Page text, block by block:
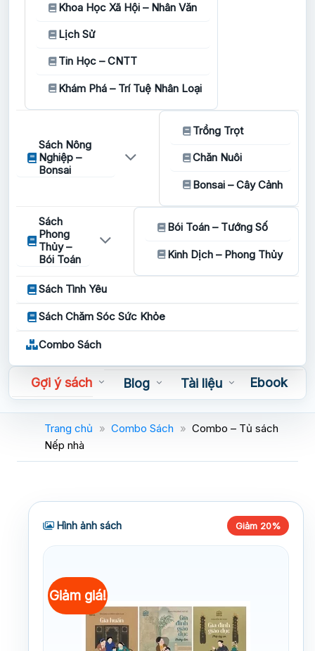
Khoa Học Xã Hội – Nhân Văn
Lịch Sử
Tin Học – CNTT
Khám Phá – Trí Tuệ Nhân Loại
Sách Nông
Nghiệp –
Bonsai
Trồng Trọt
Chăn Nuôi
Bonsai – Cây Cảnh
Sách
Phong
Thủy –
Bói Toán
Bói Toán – Tướng Số
Kinh Dịch – Phong Thủy
Sách Tình Yêu
Sách Chăm Sóc Sức Khỏe
Combo Sách
Gợi ý sách Blog Tài liệu
Ebook
Sách nói
Trang chủ » Combo Sách » Combo – Tủ sách
Nếp nhà
Hình ảnh sách Giảm 20%
Giảm giá!